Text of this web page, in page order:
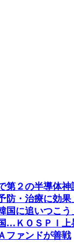
第２の半導体神
防・治療に効果
国に追いつこ
…ＫＯＳＰＩ上
ファンドが善戦